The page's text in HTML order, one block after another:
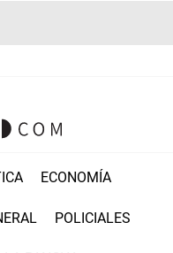
ECONOMÍA
POLICIALES